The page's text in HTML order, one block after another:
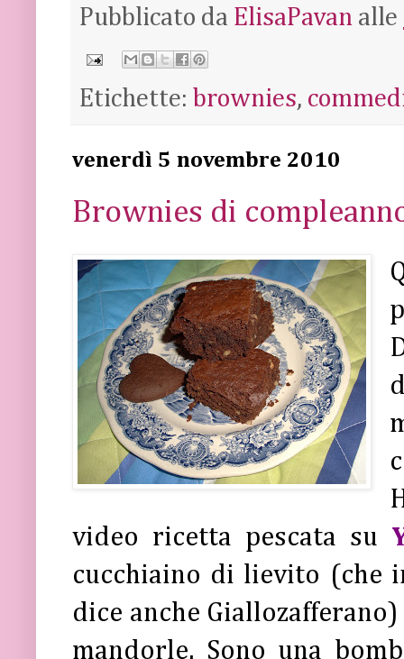
Pubblicato da ElisaPavan alle
Etichette: brownies,
venerdì 5 novembre 2010
Brownies di
video ricetta pescata su
cucchiaino di lievito (che
dice anche
mandorle. Sono una